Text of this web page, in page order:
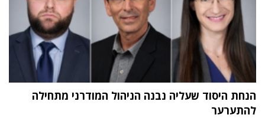
הנחת היסוד שעליה נבנה הניהול המודרני מתחילה
להתערער